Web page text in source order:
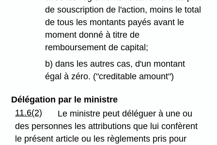
de souscription de l'action, moins le total
de tous les montants payés avant le
moment donné à titre de
remboursement de capital;
b) dans les autres cas, d'un montant
égal à zéro. ("creditable amount")
Délégation par le ministre
11.6(2)
Le ministre peut déléguer à une ou
des personnes les attributions que lui confèrent
le présent article ou les règlements pris pour